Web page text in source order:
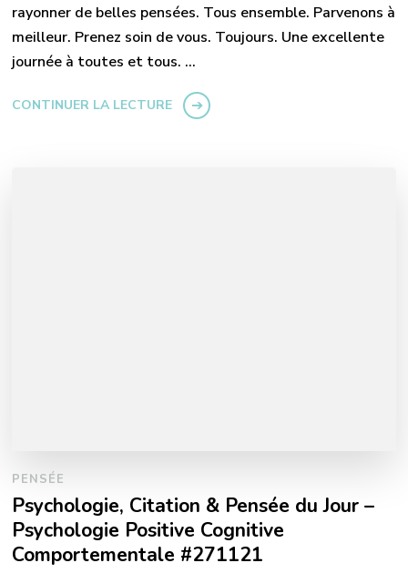
rayonner de belles pensées. Tous ensemble. Parvenons à
meilleur. Prenez soin de vous. Toujours. Une excellente
journée à toutes et tous. …
CONTINUER LA LECTURE
PENSÉE
Psychologie, Citation & Pensée du Jour –
Psychologie Positive Cognitive
Comportementale #271121